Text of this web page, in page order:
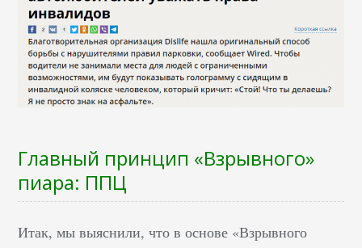
Главный принцип «Взрывного»
пиара: ППЦ
Итак, мы выяснили, что в основе «Взрывного